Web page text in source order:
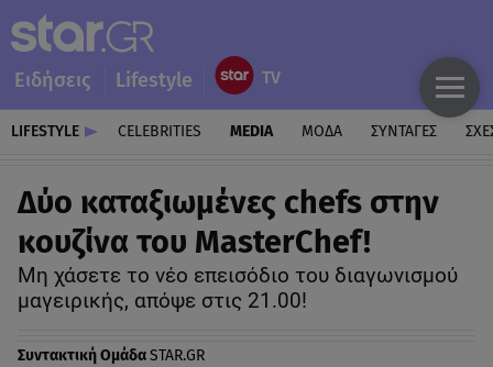
Ειδήσεις Lifestyle
LIFESTYLE CELEBRITIES MEDIA ΜΟΔΑ ΣΥΝΤΑΓΕΣ
Δύο καταξιωμένες chefs στην
κουζίνα του MasterChef!
Μη χάσετε το νέο επεισόδιο του διαγωνισμού
μαγειρικής, απόψε στις 21.00!
Συντακτική ΟμάδαSTAR.GR